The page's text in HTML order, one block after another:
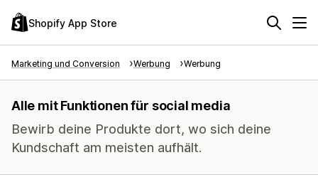
Shopify App Store
Marketing und Conversion Werbung Werbung
Alle mit Funktionen für social media
Bewirb deine Produkte dort, wo sich deine
Kundschaft am meisten aufhält.